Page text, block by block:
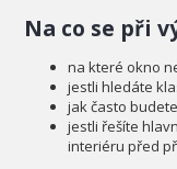
Na co se při
na které okno
jestli hledáte
jak často
jestli řešíte
interiéru před